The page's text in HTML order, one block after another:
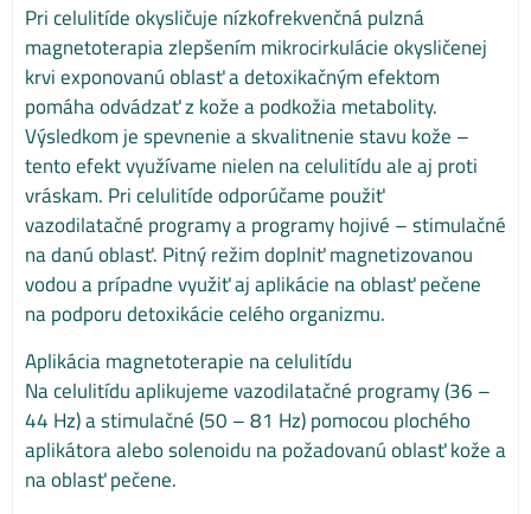
Pri celulitíde okysličuje nízkofrekvenčná pulzná
magnetoterapia zlepšením mikrocirkulácie okysličenej
krvi exponovanú oblasť a detoxikačným efektom
pomáha odvádzať z kože a podkožia metabolity.
Výsledkom je spevnenie a skvalitnenie stavu kože –
tento efekt využívame nielen na celulitídu ale aj proti
vráskam. Pri celulitíde odporúčame použiť
vazodilatačné programy a programy hojivé – stimulačné
na danú oblasť. Pitný režim doplniť magnetizovanou
vodou a prípadne využiť aj aplikácie na oblasť pečene
na podporu detoxikácie celého organizmu.
Aplikácia magnetoterapie na celulitídu
Na celulitídu aplikujeme vazodilatačné programy (36 –
44 Hz) a stimulačné (50 – 81 Hz) pomocou plochého
aplikátora alebo solenoidu na požadovanú oblasť kože a
na oblasť pečene.